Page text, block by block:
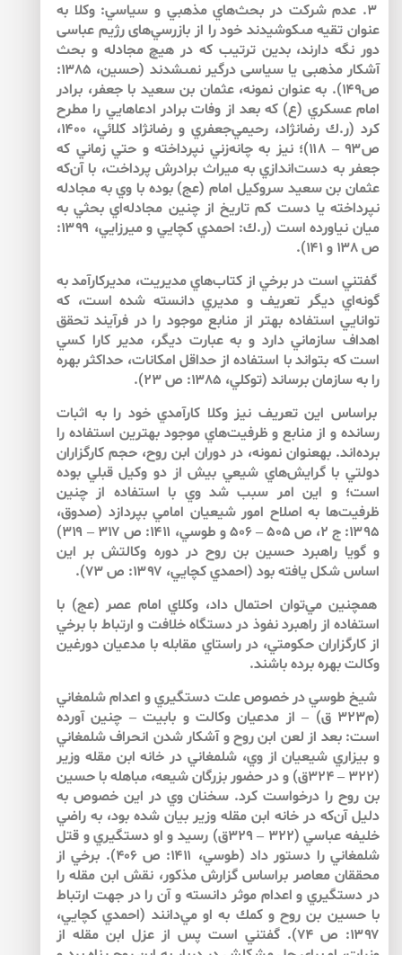
۳. عدم شركت در بحث‌هاي مذهبي و سياسي: وكلا به
عنوان تقيه مى‏كوشيدند خود را از بازرسي‌هاى رژيم عباسى
دور نگه دارند، بدين ترتيب كه در هيچ مجادله و بحث
آشكار مذهبى يا سياسى درگير نمى‏شدند (حسين، ۱۳۸۵:
ص۱۴۹). به عنوان نمونه، عثمان بن سعيد با جعفر، برادر
امام عسكري (ع) كه بعد از وفات برادر ادعاهايي را مطرح
كرد (ر.ك رضانژاد، رحيمي‌جعفري و رضانژاد كلائي، ۱۴۰۰،
ص۹۳ – ۱۱۸)؛ نيز به چانه‌زني نپرداخته و حتي زماني كه
جعفر به دست‌اندازي به ميراث برادرش پرداخت، با آن‌كه
عثمان بن سعيد سروكيل امام (عج) بوده با وي به مجادله
نپرداخته يا دست كم تاريخ از چنين مجادله‌‌اي بحثي به
ميان نياورده است (ر.ك: احمدي كچايي و ميرزايي، ۱۳۹۹:
ص ۱۳۸ و ۱۴۱).
گفتني است در برخي از كتاب‌هاي مديريت، مديركارآمد به
گونه‌اي ديگر تعريف و مديري دانسته شده است، كه
توانايي استفاده بهتر از منابع موجود را در فرآيند تحقق
اهداف سازماني دارد و به عبارت ديگر، مدير كارا كسي
است كه بتواند با استفاده از حداقل امكانات، حداكثر بهره
را به سازمان برساند (توكلي، ۱۳۸۵: ص ۲۳).
براساس اين تعريف نيز وكلا كارآمدي خود را به اثبات
رسانده و از منابع و ظرفيت‌هاي موجود بهترين استفاده را
برده‌اند‌. به­عنوان نمونه، در دوران ابن روح، حجم كارگزاران
دولتي با گرايش‌هاي شيعي بيش از دو وكيل قبلي بوده
است؛ و اين امر سبب شد وي با استفاده از چنين
ظرفيت‌ها به اصلاح امور شيعيان امامي ‌بپردازد (صدوق،
۱۳۹۵: ج ۲، ص ۵۰۵ – ۵۰۶ و طوسي، ۱۴۱۱: ص ۳۱۷ – ۳۱۹)
و گويا راهبرد حسين‌ بن روح در دوره وكالتش بر اين
اساس شكل يافته بود (احمدي كچايي، ۱۳۹۷: ص ۷۳).
همچنين مي‌توان احتمال داد، وكلاي امام عصر (عج) با
استفاده از راهبرد نفوذ در دستگاه خلافت و ارتباط با برخي
از كارگزاران حكومتي، در راستاي مقابله با مدعيان دورغين
وكالت بهره برده باشند.
شيخ طوسي در خصوص علت دستگيري و اعدام شلمغاني
(م۳۲۳ ق) – از مدعيان وكالت و بابيت – چنين آورده
است: بعد از لعن ابن روح و آشكار شدن انحراف شلمغاني
و بيزاري شيعيان از وي، شلمغاني در خانه ابن مقله وزير
(۳۲۲ – ۳۲۴ق) و در حضور بزرگان شيعه، مباهله با حسين
بن روح را درخواست كرد. سخنان وي در اين خصوص به
دليل آن‌كه در خانه ابن مقله وزير بيان شده بود، به راضي
خليفه عباسي (۳۲۲ – ۳۲۹ق) رسيد و او دستگيري و قتل
شلمغاني را دستور داد (طوسي، ۱۴۱۱: ص ۴۰۶). برخي از
محققان معاصر براساس گزارش مذكور، نقش ابن مقله را
در دستگيري و اعدام موثر دانسته و آن را در جهت ارتباط
با حسين بن روح و كمك به او مي‌دانند (احمدي كچايي،
۱۳۹۷: ص ۷۴). گفتني است پس از عزل ابن مقله از